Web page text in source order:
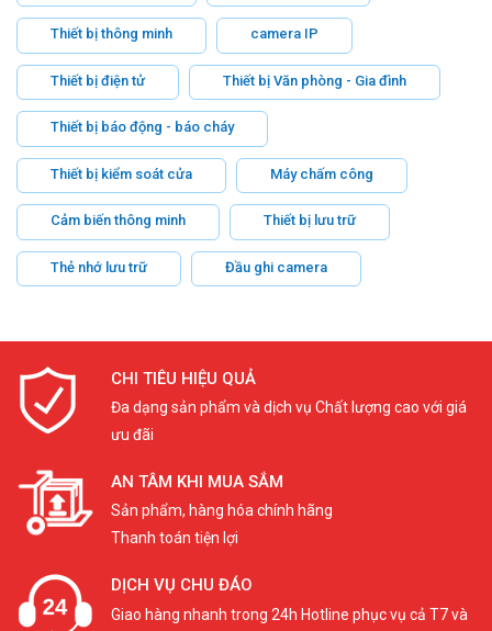
Thiết bị thông minh camera IP
Thiết bị điện tử Thiết bị Văn phòng - Gia đình
Thiết bị báo động - báo cháy
Thiết bị kiểm soát cửa Máy chấm công
Cảm biến thông minh Thiết bị lưu trữ
Thẻ nhớ lưu trữ Đầu ghi camera
CHI TIÊU HIỆU QUẢ
Đa dạng sản phẩm và dịch vụ Chất lượng cao với giá
ưu đãi
AN TÂM KHI MUA SẮM
Sản phẩm, hàng hóa chính hãng
Thanh toán tiện lợi
DỊCH VỤ CHU ĐÁO
Giao hàng nhanh trong 24h Hotline phục vụ cả T7 và